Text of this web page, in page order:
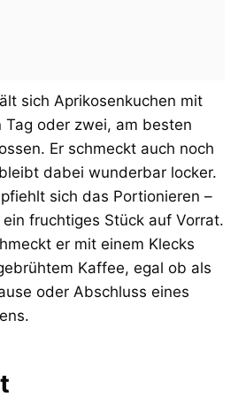
sich Aprikosenkuchen mit
Tag oder zwei, am besten
Er schmeckt auch noch
dabei wunderbar locker.
sich das Portionieren –
fruchtiges Stück auf Vorrat.
er mit einem Klecks
Kaffee, egal ob als
oder Abschluss eines